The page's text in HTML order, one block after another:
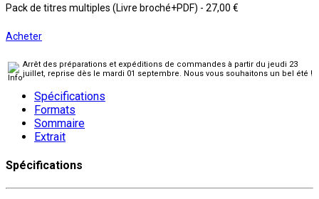
Pack de titres multiples (Livre broché+PDF) - 27,00 €
Acheter
Arrêt des préparations et expéditions de commandes à partir du jeudi 23
juillet, reprise dès le mardi 01 septembre. Nous vous souhaitons un bel été !
Spécifications
Formats
Sommaire
Extrait
Spécifications